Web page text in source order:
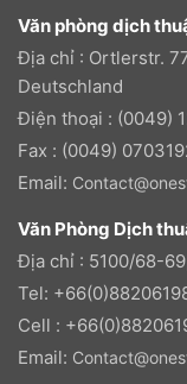
Văn phòng dịch
Địa chỉ : Ortlerstr.
Deutschland
Điện thoại : (0049)
Fax : (0049)
Email:
Văn Phòng Dịch
Địa chỉ : 5100/68-
Tel:
Cell :
Email: